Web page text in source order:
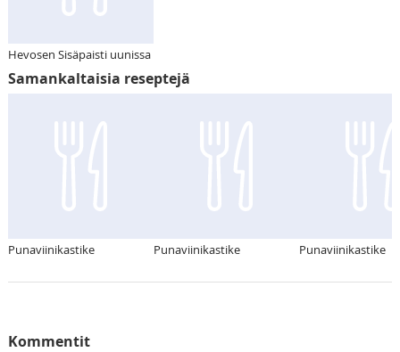
Hevosen Sisäpaisti uunissa
Samankaltaisia reseptejä
Punaviinikastike Punaviinikastike Punaviinikastike
Kommentit